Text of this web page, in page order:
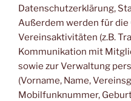
Datenschutzerklärung,
Außerdem werden für die
Vereinsaktivitäten (z.B.
Kommunikation mit
sowie zur Verwaltung
(Vorname, Name,
Mobilfunknummer,